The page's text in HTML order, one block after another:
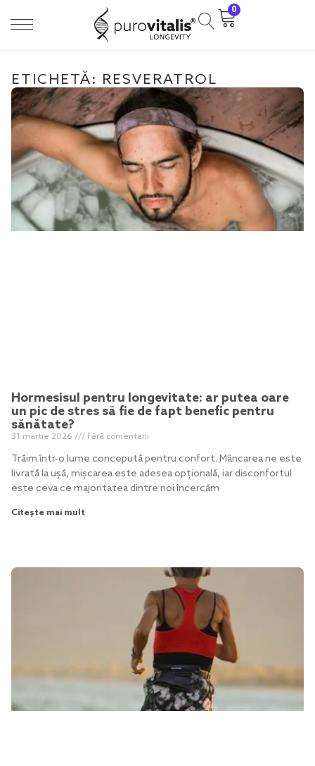
0
ETICHETĂ: RESVERATROL
Hormesisul pentru longevitate: ar putea oare
un pic de stres să fie de fapt benefic pentru
sănătate?
31 martie 2026 Fără comentarii
Trăim într-o lume concepută pentru confort. Mâncarea ne este
livrată la ușă, mișcarea este adesea opțională, iar disconfortul
este ceva ce majoritatea dintre noi încercăm
Citește mai mult